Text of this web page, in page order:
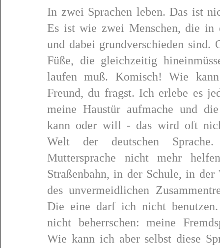
In zwei Sprachen leben. Das ist
Es ist wie zwei Menschen, die in
und dabei grundverschieden
Füße, die gleichzeitig
laufen muß. Komisch! Wie
Freund, du fragst. Ich erlebe es
meine Haustür aufmache und
kann oder will - das wird oft
Welt der deutschen
Muttersprache nicht mehr
Straßenbahn, in der Schule, in
des unvermeidlichen
Die eine darf ich nicht
nicht beherrschen: meine
Wie kann ich aber selbst diese